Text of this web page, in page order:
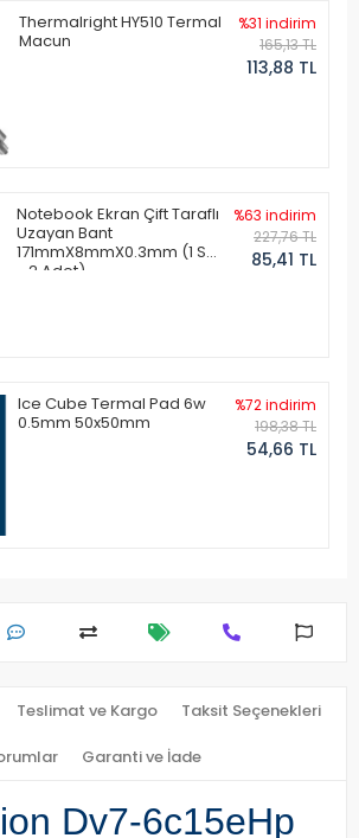
Thermalright HY510 Termal
Macun
%31 indirim
165,13 TL
113,88 TL
Notebook Ekran Çift Taraflı
Uzayan Bant
171mmX8mmX0.3mm (1 Set
- 2 Adet)
%63 indirim
227,76 TL
85,41 TL
Ice Cube Termal Pad 6w
0.5mm 50x50mm
%72 indirim
198,38 TL
54,66 TL
Teslimat ve Kargo Taksit Seçenekleri
Garanti ve İade
Dv7-6c15eHp